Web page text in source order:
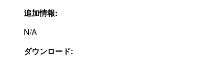
追加情報:
N/A
ダウンロード: